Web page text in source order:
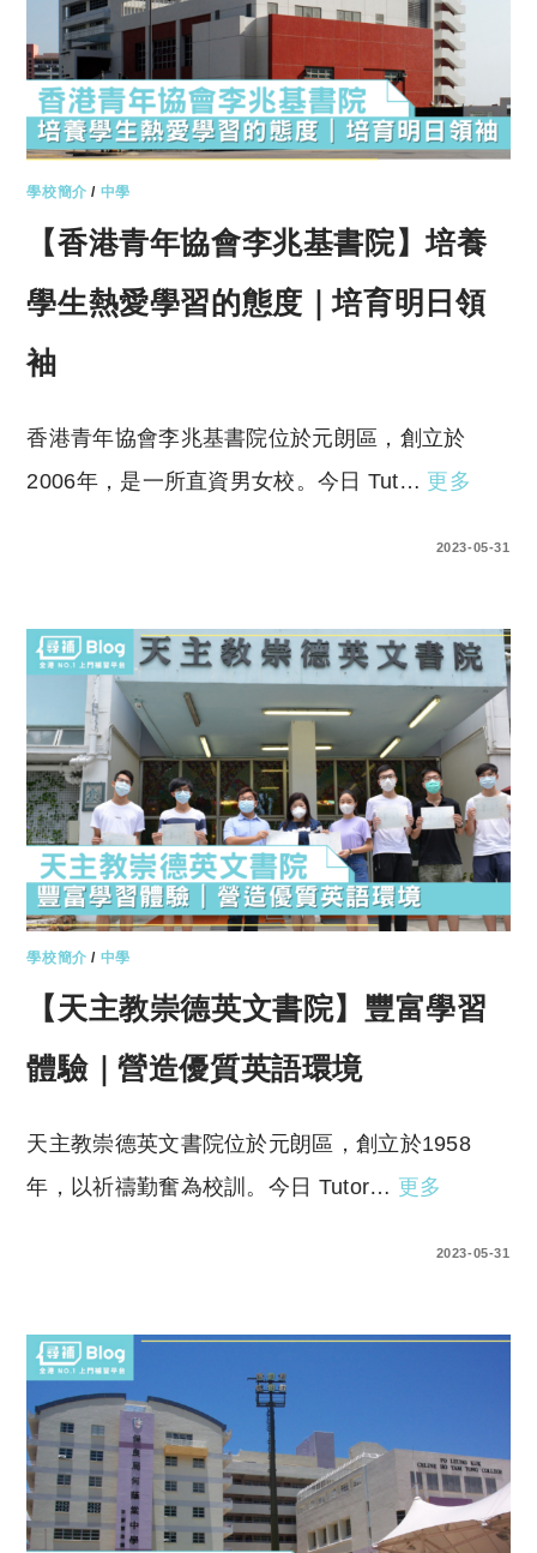
學校簡介 / 中學
【香港青年協會李兆基書院】培養
學生熱愛學習的態度｜培育明日領
袖
香港青年協會李兆基書院位於元朗區，創立於
2006年，是一所直資男女校。今日 Tut… 更多
2023-05-31
學校簡介 / 中學
【天主教崇德英文書院】豐富學習
體驗｜營造優質英語環境
天主教崇德英文書院位於元朗區，創立於1958
年，以祈禱勤奮為校訓。今日 Tutor… 更多
2023-05-31